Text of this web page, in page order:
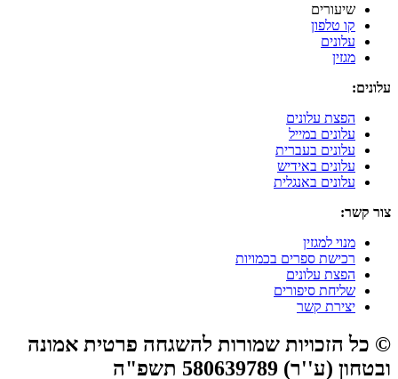
שיעורים
קו טלפון
עלונים
מגזין
עלונים:
הפצת עלונים
עלונים במייל
עלונים בעברית
עלונים באידיש
עלונים באנגלית
צור קשר:
מנוי למגזין
רכישת ספרים בכמויות
הפצת עלונים
שליחת סיפורים
יצירת קשר
© כל הזכויות שמורות להשגחה פרטית אמונה
ובטחון (ע''ר) 580639789 תשפ"ה